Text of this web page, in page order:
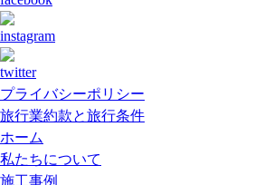
プライバシーポリシー
旅行業約款と旅行条件
ホーム
私たちについて
施工事例